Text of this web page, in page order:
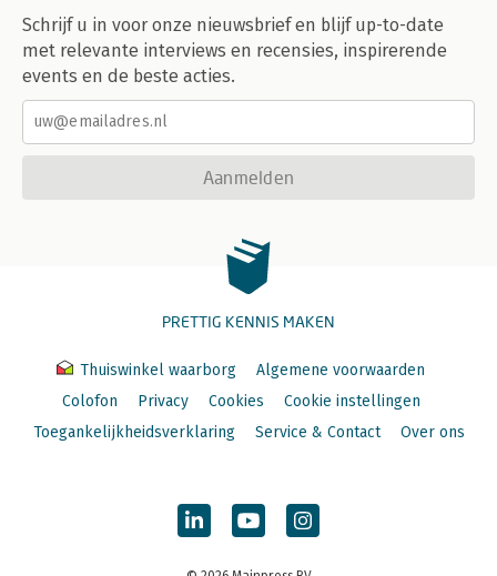
Schrijf u in voor onze nieuwsbrief en blijf up-to-date
met relevante interviews en recensies, inspirerende
events en de beste acties.
Aanmelden
PRETTIG KENNIS MAKEN
Thuiswinkel waarborg
Algemene voorwaarden
Colofon
Privacy Cookies
Cookie instellingen
Toegankelijkheidsverklaring
Service & Contact Over ons